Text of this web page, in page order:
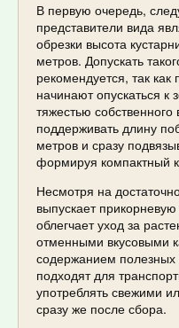
В первую очередь,
представители вида
обрезки высота
метров. Допускать
рекомендуется, так
начинают опускаться к
тяжестью
поддерживать длину
метров и сразу
формируя компактный
Несмотря на
выпускает
облегчает уход за
отменными вкусовыми
содержанием
подходят для
употреблять свежими
сразу же после сбора.